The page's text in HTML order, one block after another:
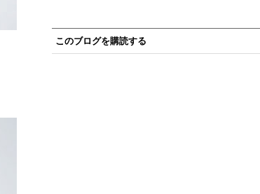
このブログを購読する